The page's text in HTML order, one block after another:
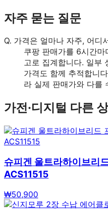
자주 묻는 질문
Q. 가격은 얼마나 자주, 어디
쿠팡 판매가를 6시간
고로 집계합니다. 일부
가격도 함께 추적합니
라 실제 판매가와 다를
가전·디지털 다른
슈피겐 울트라하이브리
ACS11515
₩50,900